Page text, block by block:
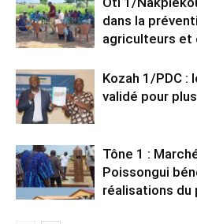
dans la
agriculteurs et
Kozah 1/PDC :
validé pour
Tône 1 :
Poissongui
réalisations du